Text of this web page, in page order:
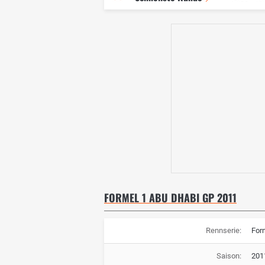
FORMEL 1 ABU DHABI GP 2011
Rennserie:
Saison: